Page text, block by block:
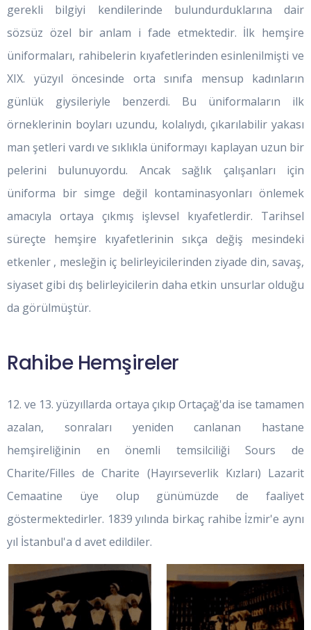
gerekli bilgiyi kendilerinde bulundurduklarına dair
sözsüz özel bir anlam i fade etmektedir. İlk hemşire
üniformaları, rahibelerin kıyafetlerinden esinlenilmişti ve
XIX. yüzyıl öncesinde orta sınıfa mensup kadınların
günlük giysileriyle benzerdi. Bu üniformaların ilk
örneklerinin boyları uzundu, kolalıydı, çıkarılabilir yakası
man şetleri vardı ve sıklıkla üniformayı kaplayan uzun bir
pelerini bulunuyordu. Ancak sağlık çalışanları için
üniforma bir simge değil kontaminasyonları önlemek
amacıyla ortaya çıkmış işlevsel kıyafetlerdir. Tarihsel
süreçte hemşire kıyafetlerinin sıkça değiş mesindeki
etkenler , mesleğin iç belirleyicilerinden ziyade din, savaş,
siyaset gibi dış belirleyicilerin daha etkin unsurlar olduğu
da görülmüştür.
Rahibe Hemşireler
12. ve 13. yüzyıllarda ortaya çıkıp Ortaçağ'da ise tamamen
azalan, sonraları yeniden canlanan hastane
hemşireliğinin en önemli temsilciliği Sours de
Charite/Filles de Charite (Hayırseverlik Kızları) Lazarit
Cemaatine üye olup günümüzde de faaliyet
göstermektedirler. 1839 yılında birkaç rahibe İzmir'e aynı
yıl İstanbul'a d avet edildiler.